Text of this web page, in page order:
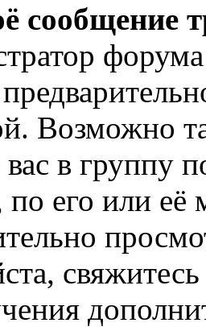
сообщение
Возможно
в группу
по его или